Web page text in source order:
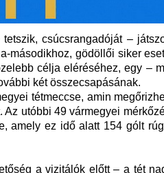
csúcsrangadóját –
másodikhoz, gödöllői siker
célja eléréséhez, egy –
két összecsapásának.
tétmeccse, amin
utóbbi 49 vármegyei
amely ez idő alatt 154 gólt
a vizitálók előtt – a tét